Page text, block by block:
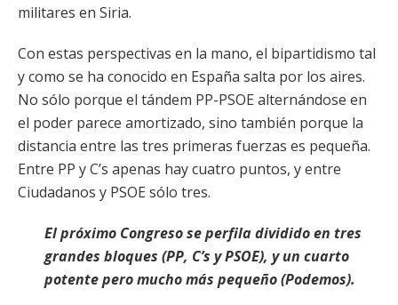
militares en Siria.
Con estas perspectivas en la mano, el bipartidismo tal
y como se ha conocido en España salta por los aires.
No sólo porque el tándem PP-PSOE alternándose en
el poder parece amortizado, sino también porque la
distancia entre las tres primeras fuerzas es pequeña.
Entre PP y C’s apenas hay cuatro puntos, y entre
Ciudadanos y PSOE sólo tres.
El próximo Congreso se perfila dividido en tres
grandes bloques (PP, C’s y PSOE), y un cuarto
potente pero mucho más pequeño (Podemos).